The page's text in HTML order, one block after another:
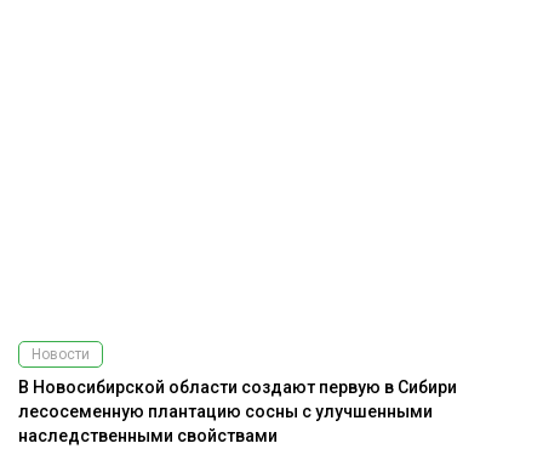
Новости
В Новосибирской области создают первую в Сибири
лесосеменную плантацию сосны с улучшенными
наследственными свойствами